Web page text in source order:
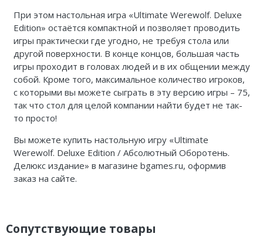
При этом настольная игра «Ultimate Werewolf. Deluxe
Edition» остаётся компактной и позволяет проводить
игры практически где угодно, не требуя стола или
другой поверхности. В конце концов, большая часть
игры проходит в головах людей и в их общении между
собой. Кроме того, максимальное количество игроков,
с которыми вы можете сыграть в эту версию игры – 75,
так что стол для целой компании найти будет не так-
то просто!
Вы можете купить настольную игру «Ultimate
Werewolf. Deluxe Edition / Абсолютный Оборотень.
Делюкс издание» в магазине bgames.ru, оформив
заказ на сайте.
Сопутствующие товары